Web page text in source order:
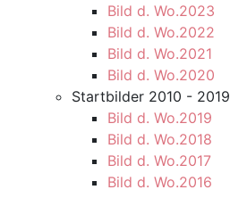
Bild d. Wo.2023
Bild d. Wo.2022
Bild d. Wo.2021
Bild d. Wo.2020
Startbilder 2010 - 2019
Bild d. Wo.2019
Bild d. Wo.2018
Bild d. Wo.2017
Bild d. Wo.2016